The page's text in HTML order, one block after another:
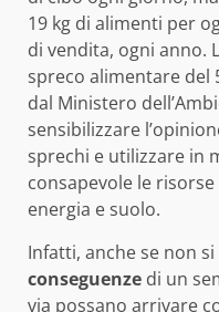
19 kg di alimenti per
di vendita, ogni anno.
spreco alimentare del
dal Ministero
sensibilizzare
sprechi e utilizzare in
consapevole le
energia e suolo.
Infatti, anche se non
conseguenze di un
via possano arrivare